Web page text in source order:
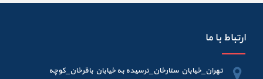
ارتباط با ما
تهران_خیابان ستارخان_نرسیده به خیابان باقرخان_کوچه